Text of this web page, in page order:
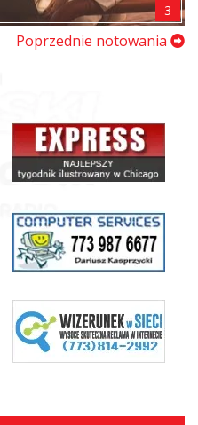
3
Poprzednie notowania